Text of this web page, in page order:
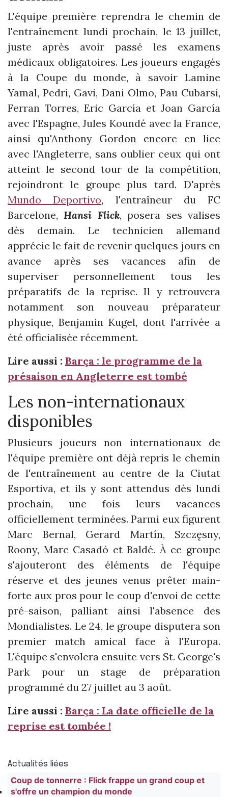
L'équipe première reprendra le chemin de
l'entraînement lundi prochain, le 13 juillet,
juste après avoir passé les examens
médicaux obligatoires. Les joueurs engagés
à la Coupe du monde, à savoir Lamine
Yamal, Pedri, Gavi, Dani Olmo, Pau Cubarsí,
Ferran Torres, Eric García et Joan García
avec l'Espagne, Jules Koundé avec la France,
ainsi qu'Anthony Gordon encore en lice
avec l'Angleterre, sans oublier ceux qui ont
atteint le second tour de la compétition,
rejoindront le groupe plus tard. D'après
Mundo Deportivo, l'entraîneur du FC
Barcelone, Hansi Flick, posera ses valises
dès demain. Le technicien allemand
apprécie le fait de revenir quelques jours en
avance après ses vacances afin de
superviser personnellement tous les
préparatifs de la reprise. Il y retrouvera
notamment son nouveau préparateur
physique, Benjamin Kugel, dont l'arrivée a
été officialisée récemment.
Lire aussi : Barça : le programme de la
présaison en Angleterre est tombé
Les non-internationaux
disponibles
Plusieurs joueurs non internationaux de
l'équipe première ont déjà repris le chemin
de l'entraînement au centre de la Ciutat
Esportiva, et ils y sont attendus dès lundi
prochain, une fois leurs vacances
officiellement terminées. Parmi eux figurent
Marc Bernal, Gerard Martín, Szczęsny,
Roony, Marc Casadó et Baldé. À ce groupe
s'ajouteront des éléments de l'équipe
réserve et des jeunes venus prêter main-
forte aux pros pour le coup d'envoi de cette
pré-saison, palliant ainsi l'absence des
Mondialistes. Le 24, le groupe disputera son
premier match amical face à l'Europa.
L'équipe s'envolera ensuite vers St. George's
Park pour un stage de préparation
programmé du 27 juillet au 3 août.
Lire aussi : Barça : La date officielle de la
reprise est tombée !
Actualités liées
Coup de tonnerre : Flick frappe un grand coup et
s'offre un champion du monde